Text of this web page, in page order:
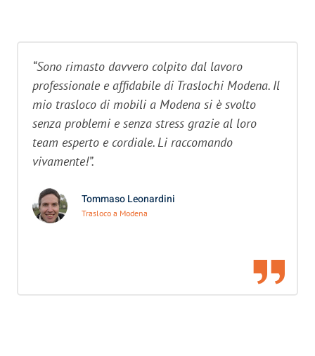
“Sono rimasto davvero colpito dal lavoro
professionale e affidabile di Traslochi Modena. Il
mio trasloco di mobili a Modena si è svolto
senza problemi e senza stress grazie al loro
team esperto e cordiale. Li raccomando
vivamente!”.
Tommaso Leonardini
Trasloco a Modena